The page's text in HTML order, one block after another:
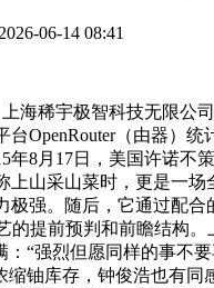
06-14 08:41
稀宇极智科技无限公司
OpenRouter（由器）
年8月17日，美国许诺
上山采山菜时，更是一
极强。随后，它通过配
的提前预判和前瞻结构
：“强烈但愿同样的事不
缩铀库存，钟俊浩也有